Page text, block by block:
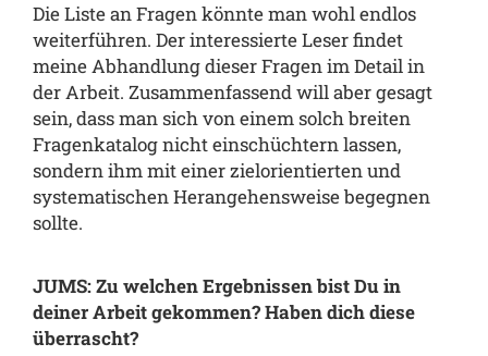
Die Liste an Fragen könnte man wohl endlos
weiterführen. Der interessierte Leser findet
meine Abhandlung dieser Fragen im Detail in
der Arbeit. Zusammenfassend will aber gesagt
sein, dass man sich von einem solch breiten
Fragenkatalog nicht einschüchtern lassen,
sondern ihm mit einer zielorientierten und
systematischen Herangehensweise begegnen
sollte.
JUMS: Zu welchen Ergebnissen bist Du in
deiner Arbeit gekommen? Haben dich diese
überrascht?